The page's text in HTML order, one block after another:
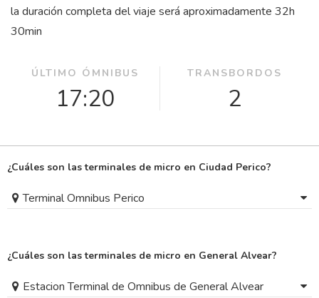
la duración completa del viaje será aproximadamente 32h
30min
ÚLTIMO ÓMNIBUS
17:20
TRANSBORDOS
2
¿Cuáles son las terminales de micro en Ciudad Perico?
Terminal Omnibus Perico
¿Cuáles son las terminales de micro en General Alvear?
Estacion Terminal de Omnibus de General Alvear